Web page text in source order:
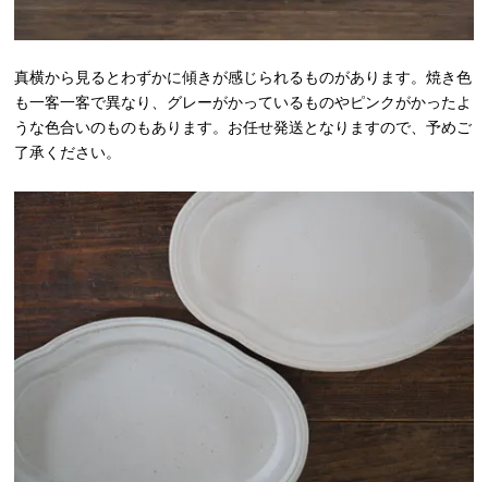
真横から見るとわずかに傾きが感じられるものがあります。焼き色
も一客一客で異なり、グレーがかっているものやピンクがかったよ
うな色合いのものもあります。お任せ発送となりますので、予めご
了承ください。